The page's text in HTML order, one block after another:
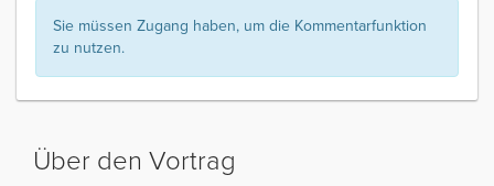
Sie müssen Zugang haben, um die Kommentarfunktion
zu nutzen.
Über den Vortrag